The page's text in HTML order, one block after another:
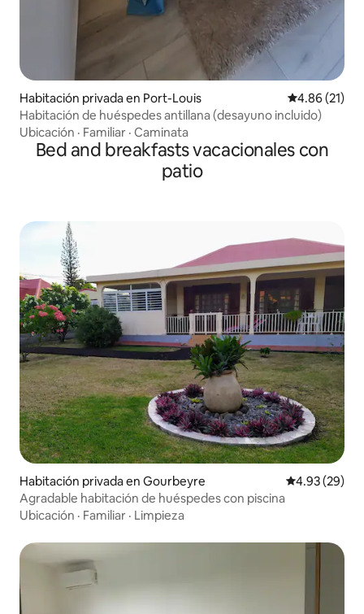
Habitación privada en Port-Louis Calificación
4.86 (21)
Habitación de huéspedes antillana (desayuno incluido)
Ubicación · Familiar · Caminata
Bed and breakfasts vacacionales con
patio
Habitación privada en Gourbeyre Calificación
4.93 (29)
Agradable habitación de huéspedes con piscina
Ubicación · Familiar · Limpieza